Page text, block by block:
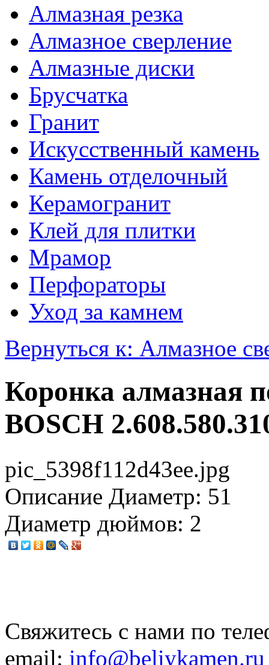
Алмазная резка
Алмазное сверление
Алмазные диски
Брусчатка
Гранит
Искусственный камень
Камень отделочный
Керамогранит
Клей для плитки
Мрамор
Перфораторы
Уход за камнем
Вернуться к: Алмазное
Коронка алмазная
BOSCH
pic_5398f112d43ee.jpg
Описание Диаметр: 51
Диаметр дюймов: 2
Свяжитесь с нами по
email: info@beliykamen.ru